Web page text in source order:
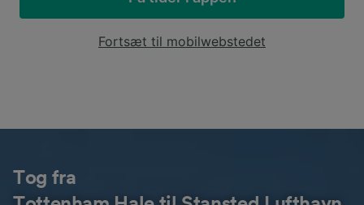
Fortsæt til mobilwebstedet
Tog fra